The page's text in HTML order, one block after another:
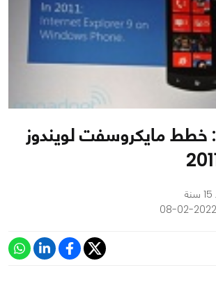
WMC 2011: خطط مايكروسفت لويندوز